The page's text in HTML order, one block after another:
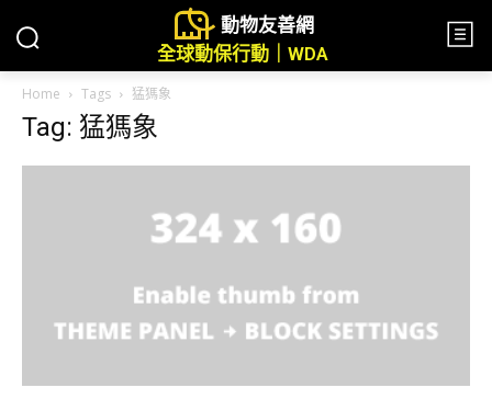
動物友善網
全球動保行動｜WDA
Home Tags 猛獁象
Tag: 猛獁象